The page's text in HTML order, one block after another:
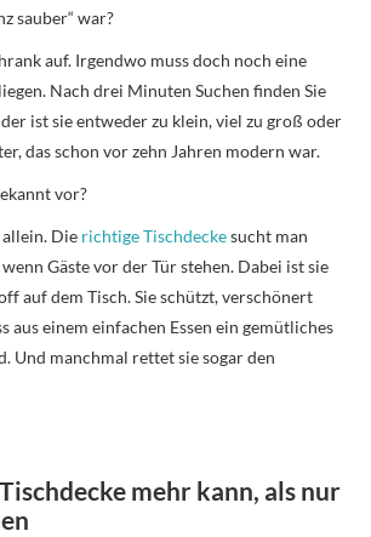
sauber“ war?
auf. Irgendwo muss doch noch eine
Nach drei Minuten Suchen finden Sie
ist sie entweder zu klein, viel zu groß oder
das schon vor zehn Jahren modern war.
vor?
Die richtige Tischdeckesucht man
Gäste vor der Tür stehen. Dabei ist sie
auf dem Tisch. Sie schützt, verschönert
aus einem einfachen Essen ein gemütliches
Und manchmal rettet sie sogar den
mehr kann, als nur